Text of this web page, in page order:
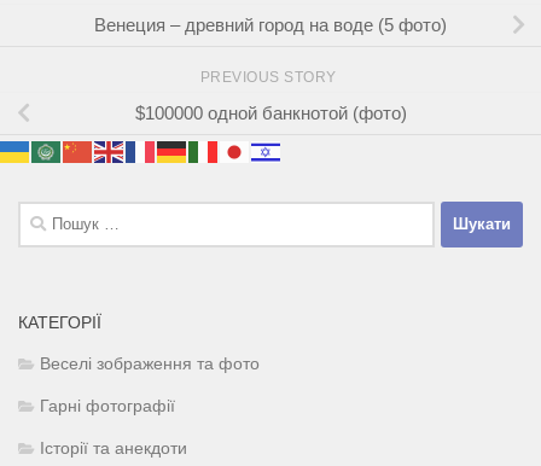
Венеция – древний город на воде (5 фото)
PREVIOUS STORY
$100000 одной банкнотой (фото)
Пошук:
КАТЕГОРІЇ
Веселі зображення та фото
Гарні фотографії
Історії та анекдоти